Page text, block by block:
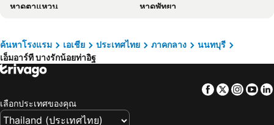
Livotel Express Hotel Bang Kruai Nonthaburi
โรงแรมมิลเลนเนียม ฮิลตัน กรุงเทพ
เรด แพลนเนต สุรวงศ์ กรุงเทพ
The Quarter Silom By Uhg
โรงแรมรอยัล รัตนโกสินทร์
แกรนด์ เซ็นเตอร์พอยท์ โฮเทล ราชดำริ
Capital O 75451 Podstel Hostel Bangkok
หาดตาแหวน
หาดพัทยา
อุทยานแห่งชาติเอราวัณ
พัทยากลาง
สนามบินดอนเมือง
รามคำแหง
อุทยานแห่งชาติแก่งกระจาน
ค้นหาโรงแรม เอเชีย ประเทศไทย ภาคกลาง
นนทบุรี
เอ็มอาร์ที บางรักน้อยท่าอิฐ
Facebook
Twitter
เลือกประเทศของคุณ